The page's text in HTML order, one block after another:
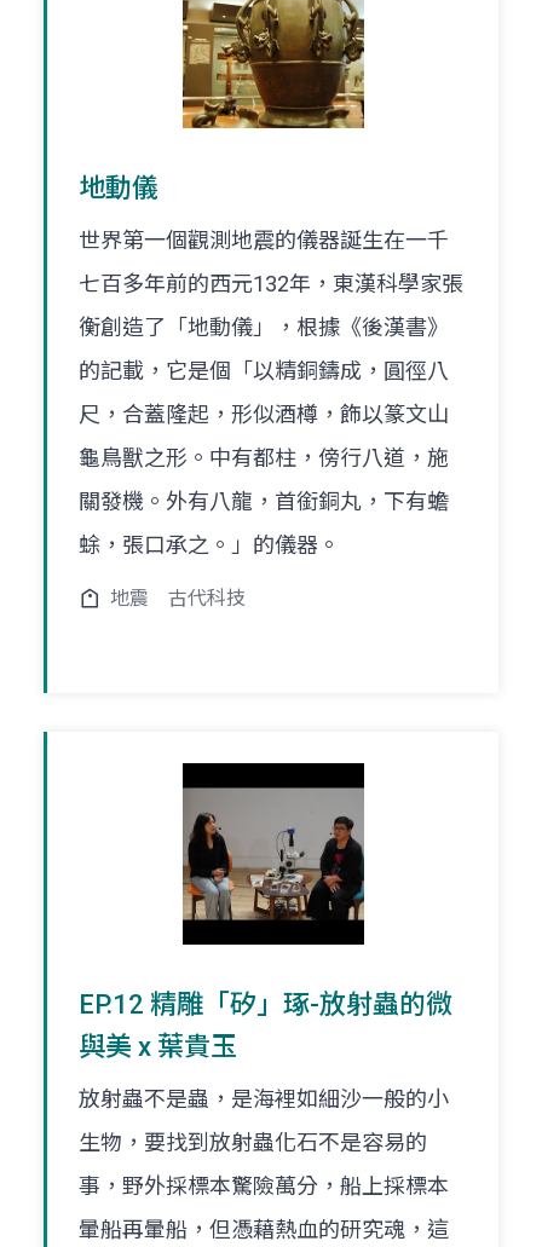
地動儀
世界第一個觀測地震的儀器誕生在一千
七百多年前的西元132年，東漢科學家張
衡創造了「地動儀」，根據《後漢書》
的記載，它是個「以精銅鑄成，圓徑八
尺，合蓋隆起，形似酒樽，飾以篆文山
龜鳥獸之形。中有都柱，傍行八道，施
關發機。外有八龍，首銜銅丸，下有蟾
蜍，張口承之。」的儀器。
地震 古代科技
EP.12 精雕「矽」琢-放射蟲的微
與美 x 葉貴玉
放射蟲不是蟲，是海裡如細沙一般的小
生物，要找到放射蟲化石不是容易的
事，野外採標本驚險萬分，船上採標本
暈船再暈船，但憑藉熱血的研究魂，這